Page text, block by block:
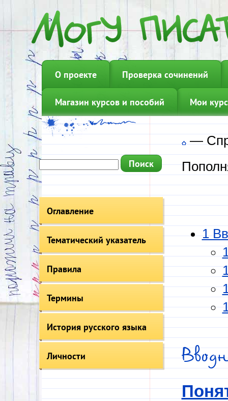
О проекте Проверка сочинений
Магазин курсов и пособий Мои
Оглавление
Тематический указатель
Правила
Термины
История русского языка
Личности
—
1